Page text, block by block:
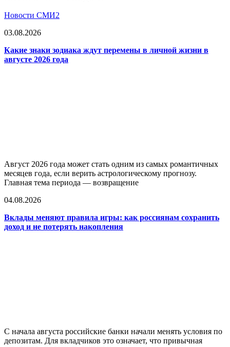
Новости СМИ2
03.08.2026
Какие знаки зодиака ждут перемены в личной жизни в
августе 2026 года
Август 2026 года может стать одним из самых романтичных
месяцев года, если верить астрологическому прогнозу.
Главная тема периода — возвращение
04.08.2026
Вклады меняют правила игры: как россиянам сохранить
доход и не потерять накопления
С начала августа российские банки начали менять условия по
депозитам. Для вкладчиков это означает, что привычная